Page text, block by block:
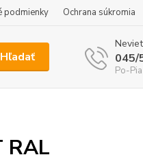
podmienky Ochrana súkromia
Hľadať 045/
Po-
RAL